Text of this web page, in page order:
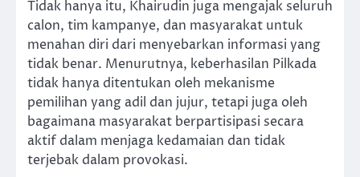
Tidak hanya itu, Khairudin juga mengajak seluruh
calon, tim kampanye, dan masyarakat untuk
menahan diri dari menyebarkan informasi yang
tidak benar. Menurutnya, keberhasilan Pilkada
tidak hanya ditentukan oleh mekanisme
pemilihan yang adil dan jujur, tetapi juga oleh
bagaimana masyarakat berpartisipasi secara
aktif dalam menjaga kedamaian dan tidak
terjebak dalam provokasi.